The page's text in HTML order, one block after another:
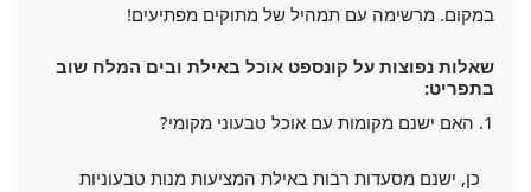
במקום. מרשימה עם תמהיל של מתוקים מפתיעים!
שאלות נפוצות על קונספט אוכל באילת ובים המלח שוב
בתפריט:
1. האם ישנם מקומות עם אוכל טבעוני מקומי?
כן, ישנם מסעדות רבות באילת המציעות מנות טבעוניות